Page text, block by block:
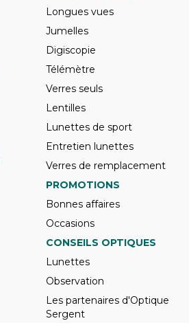
Longues vues
Jumelles
Digiscopie
Télémètre
Verres seuls
Lentilles
Lunettes de sport
Entretien lunettes
Verres de remplacement
PROMOTIONS
Bonnes affaires
Occasions
CONSEILS OPTIQUES
Lunettes
Observation
Les partenaires d'Optique
Sergent